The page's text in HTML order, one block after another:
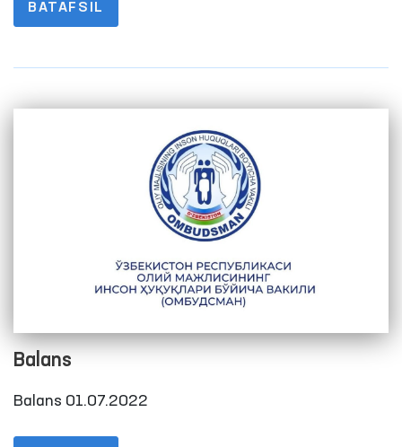
BATAFSIL
Balans
Balans 01.07.2022